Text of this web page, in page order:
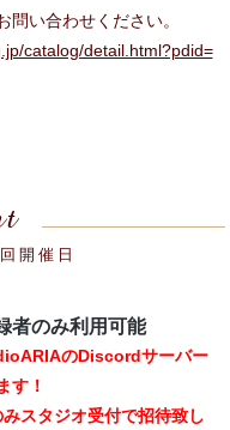
い合わせください。
catalog/detail.html?pdid=
開催日
のみ利用可能
のDiscordサーバー
す！
みスタジオ受付で招待致し